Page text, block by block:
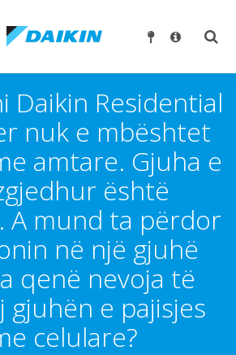
Daikin Residential
nuk e mbështet
amtare. Gjuha e
është
A mund ta përdor
në një gjuhë
qenë nevoja të
gjuhën e pajisjes
celulare?